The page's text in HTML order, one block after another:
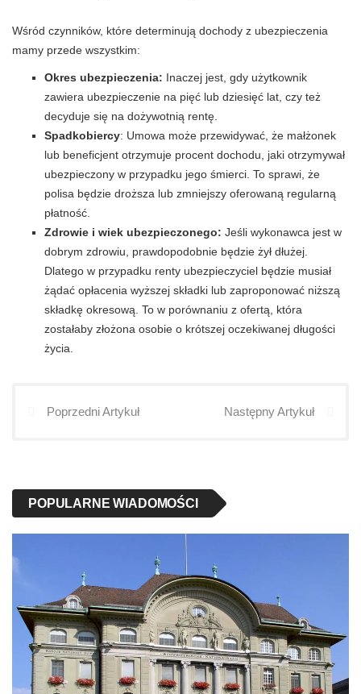
Wśród czynników, które determinują dochody z ubezpieczenia
mamy przede wszystkim:
Okres ubezpieczenia: Inaczej jest, gdy użytkownik
zawiera ubezpieczenie na pięć lub dziesięć lat, czy też
decyduje się na dożywotnią rentę.
Spadkobiercy: Umowa może przewidywać, że małżonek
lub beneficjent otrzymuje procent dochodu, jaki otrzymywał
ubezpieczony w przypadku jego śmierci. To sprawi, że
polisa będzie droższa lub zmniejszy oferowaną regularną
płatność.
Zdrowie i wiek ubezpieczonego: Jeśli wykonawca jest w
dobrym zdrowiu, prawdopodobnie będzie żył dłużej.
Dlatego w przypadku renty ubezpieczyciel będzie musiał
żądać opłacenia wyższej składki lub zaproponować niższą
składkę okresową. To w porównaniu z ofertą, która
zostałaby złożona osobie o krótszej oczekiwanej długości
życia.
Poprzedni Artykuł Następny Artykuł
POPULARNE WIADOMOŚCI